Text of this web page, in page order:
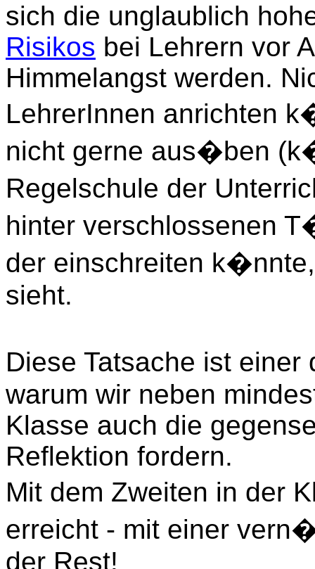
sich die unglaublich
Risikos bei Lehrern vor
Himmelangst werden.
LehrerInnen anrichten
nicht gerne aus�ben
Regelschule der
hinter verschlossenen
der einschreiten
sieht.
Diese Tatsache ist
warum wir neben
Klasse auch die
Reflektion fordern.
Mit dem Zweiten in der
erreicht - mit einer
der Rest!